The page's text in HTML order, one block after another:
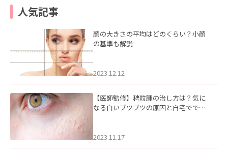
人気記事
顔の大きさの平均はどのくらい？小顔
の基準も解説
2023.12.12
【医師監修】稗粒腫の治し方は？気に
なる白いブツブツの原因と自宅ででき
2023.11.17